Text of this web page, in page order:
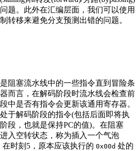
题。此外在汇编层面，我们可以使用
转移来避免分支预测出错的问题。
阻塞流水线中的一些指令直到冒险条
而言，在解码阶段时流水线会检查前
中是否有指令会更新该通用寄存器。
于解码阶段的指令(包括后面即将执
段，也就是保持PC的值)。在阻塞
入空转状态，称为插入一个气泡
在时刻5，原本应该执行的 0x00d 处的